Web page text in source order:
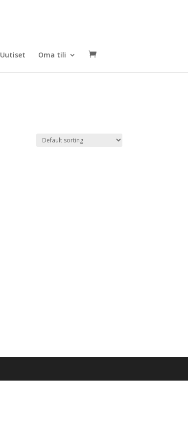
Uutiset Oma tili